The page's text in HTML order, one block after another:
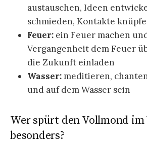
austauschen, Ideen
schmieden, Kontakte
Feuer: ein Feuer machen
Vergangenheit dem Feuer
die Zukunft einladen
Wasser: meditieren,
und auf dem Wasser sein
Wer spürt den Vollmond im
besonders?